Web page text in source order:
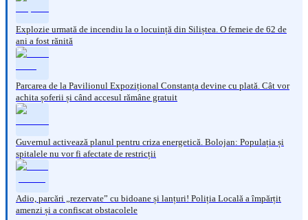
Explozie urmată de incendiu la o locuință din Siliștea. O femeie de 62 de
ani a fost rănită
Parcarea de la Pavilionul Expozițional Constanța devine cu plată. Cât vor
achita șoferii și când accesul rămâne gratuit
Guvernul activează planul pentru criza energetică. Bolojan: Populația și
spitalele nu vor fi afectate de restricții
Adio, parcări „rezervate” cu bidoane și lanțuri! Poliția Locală a împărțit
amenzi și a confiscat obstacolele